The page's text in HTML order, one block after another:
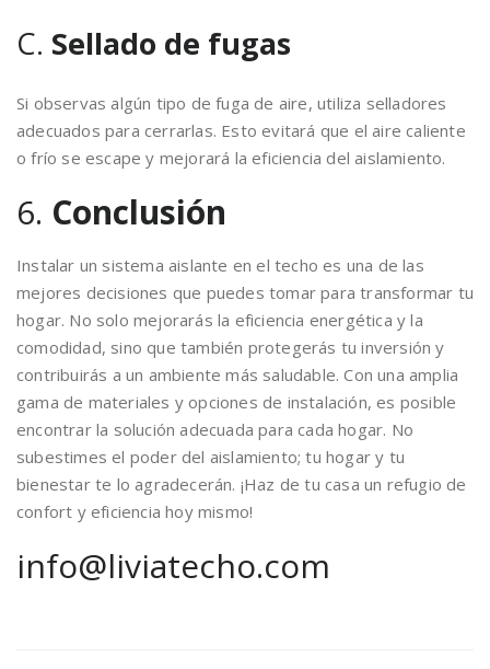
C. Sellado de fugas
Si observas algún tipo de fuga de aire, utiliza selladores
adecuados para cerrarlas. Esto evitará que el aire caliente
o frío se escape y mejorará la eficiencia del aislamiento.
6. Conclusión
Instalar un sistema aislante en el techo es una de las
mejores decisiones que puedes tomar para transformar tu
hogar. No solo mejorarás la eficiencia energética y la
comodidad, sino que también protegerás tu inversión y
contribuirás a un ambiente más saludable. Con una amplia
gama de materiales y opciones de instalación, es posible
encontrar la solución adecuada para cada hogar. No
subestimes el poder del aislamiento; tu hogar y tu
bienestar te lo agradecerán. ¡Haz de tu casa un refugio de
confort y eficiencia hoy mismo!
info@liviatecho.com